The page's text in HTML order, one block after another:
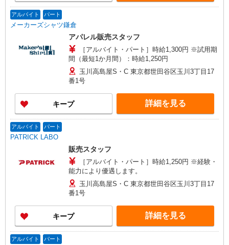
アルバイト パート
メーカーズシャツ鎌倉
アパレル販売スタッフ
［アルバイト・パート］時給1,300円 ※試用期
間（最短1か月間）：時給1,250円
玉川高島屋S・C 東京都世田谷区玉川3丁目17
番1号
キープ 詳細を見る
アルバイト パート
PATRICK LABO
販売スタッフ
［アルバイト・パート］時給1,250円 ※経験・
能力により優遇します。
玉川高島屋S・C 東京都世田谷区玉川3丁目17
番1号
キープ 詳細を見る
アルバイト パート